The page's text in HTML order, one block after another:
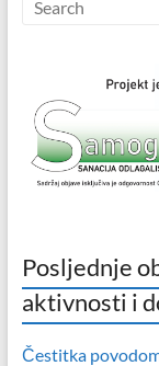
Posljednje
aktivnosti i
Čestitka